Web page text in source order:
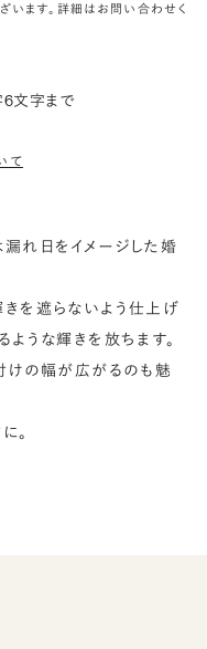
います。詳細はお問い合わせく
文字まで
て
れ日をイメージした婚
を遮らないよう仕上げ
うな輝きを放ちます。
けの幅が広がるのも魅
。